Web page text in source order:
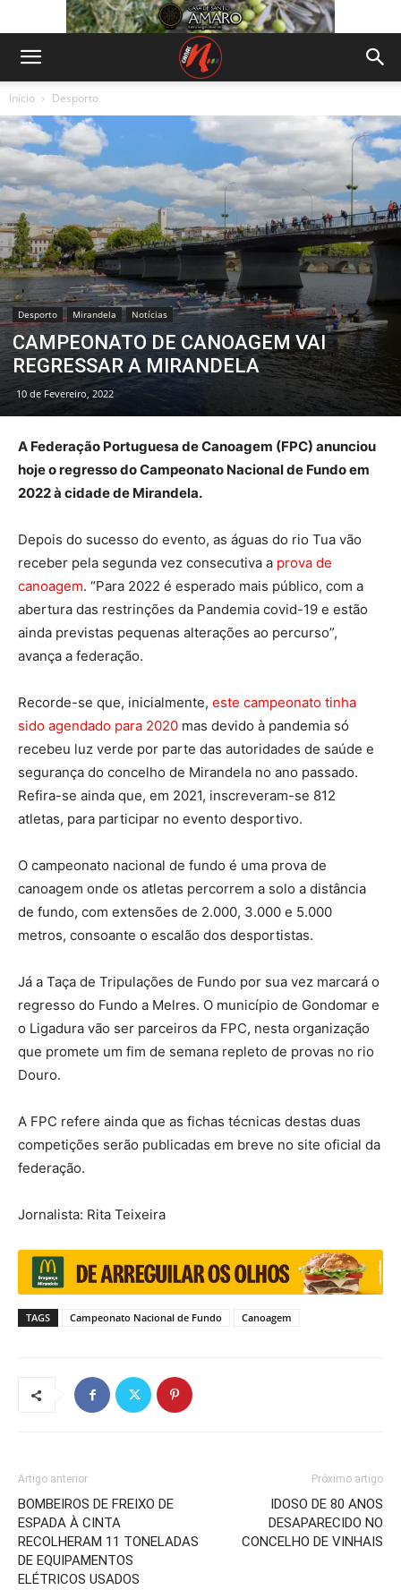
Início Desporto
Desporto Mirandela Notícias
CAMPEONATO DE CANOAGEM VAI
REGRESSAR A MIRANDELA
10 de Fevereiro, 2022
A Federação Portuguesa de Canoagem (FPC) anunciou
hoje o regresso do Campeonato Nacional de Fundo em
2022 à cidade de Mirandela.
Depois do sucesso do evento, as águas do rio Tua vão
receber pela segunda vez consecutiva a prova de
canoagem. “Para 2022 é esperado mais público, com a
abertura das restrinções da Pandemia covid-19 e estão
ainda previstas pequenas alterações ao percurso”,
avança a federação.
Recorde-se que, inicialmente, este campeonato tinha
sido agendado para 2020 mas devido à pandemia só
recebeu luz verde por parte das autoridades de saúde e
segurança do concelho de Mirandela no ano passado.
Refira-se ainda que, em 2021, inscreveram-se 812
atletas, para participar no evento desportivo.
O campeonato nacional de fundo é uma prova de
canoagem onde os atletas percorrem a solo a distância
de fundo, com extensões de 2.000, 3.000 e 5.000
metros, consoante o escalão dos desportistas.
Já a Taça de Tripulações de Fundo por sua vez marcará o
regresso do Fundo a Melres. O município de Gondomar e
o Ligadura vão ser parceiros da FPC, nesta organização
que promete um fim de semana repleto de provas no rio
Douro.
A FPC refere ainda que as fichas técnicas destas duas
competições serão publicadas em breve no site oficial da
federação.
Jornalista: Rita Teixeira
TAGS Campeonato Nacional de Fundo Canoagem
Artigo anterior
BOMBEIROS DE FREIXO DE
ESPADA À CINTA
RECOLHERAM 11 TONELADAS
DE EQUIPAMENTOS
ELÉTRICOS USADOS
Próximo artigo
IDOSO DE 80 ANOS
DESAPARECIDO NO
CONCELHO DE VINHAIS